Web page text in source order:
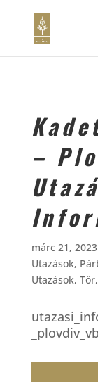
–
márc 21, 2023
Utazások,
Utazások, Tőr,